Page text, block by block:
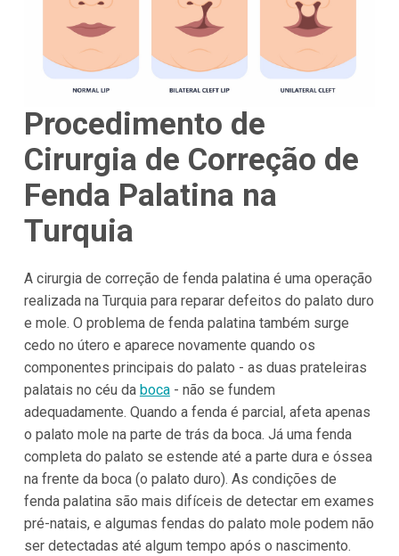
Procedimento de
Cirurgia de Correção de
Fenda Palatina na
Turquia
A cirurgia de correção de fenda palatina é uma operação
realizada na Turquia para reparar defeitos do palato duro
e mole. O problema de fenda palatina também surge
cedo no útero e aparece novamente quando os
componentes principais do palato - as duas prateleiras
palatais no céu da boca- não se fundem
adequadamente. Quando a fenda é parcial, afeta apenas
o palato mole na parte de trás da boca. Já uma fenda
completa do palato se estende até a parte dura e óssea
na frente da boca (o palato duro). As condições de
fenda palatina são mais difíceis de detectar em exames
pré-natais, e algumas fendas do palato mole podem não
ser detectadas até algum tempo após o nascimento.